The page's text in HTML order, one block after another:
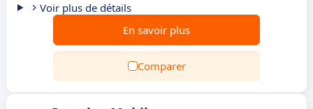
Voir plus de détails
En savoir plus
Comparer